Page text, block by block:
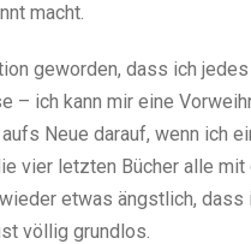
macht.
geworden, dass ich
– ich kann mir eine
Neue darauf, wenn ich
vier letzten Bücher alle
etwas ängstlich,
völlig grundlos.